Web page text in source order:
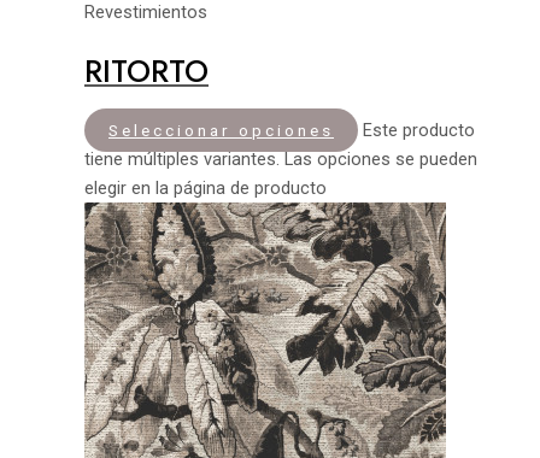
Revestimientos
RITORTO
Seleccionar opciones
Este producto
tiene múltiples variantes. Las opciones se pueden
elegir en la página de producto